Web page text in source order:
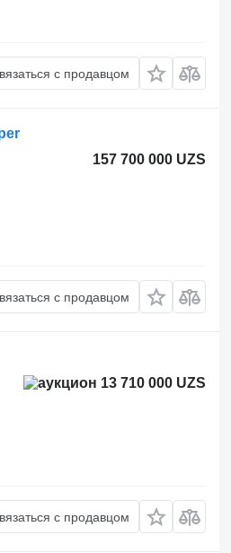
с продавцом
157 700 000 UZS
с продавцом
13 710 000 UZS
с продавцом